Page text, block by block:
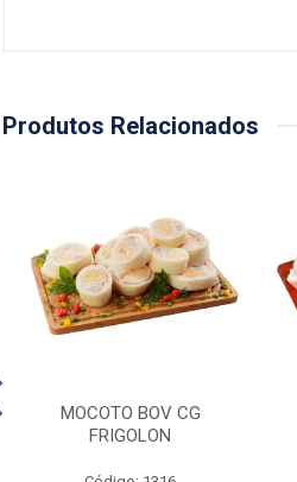
Produtos Relacionados
MOCOTO BOV CG
FRIGOLON